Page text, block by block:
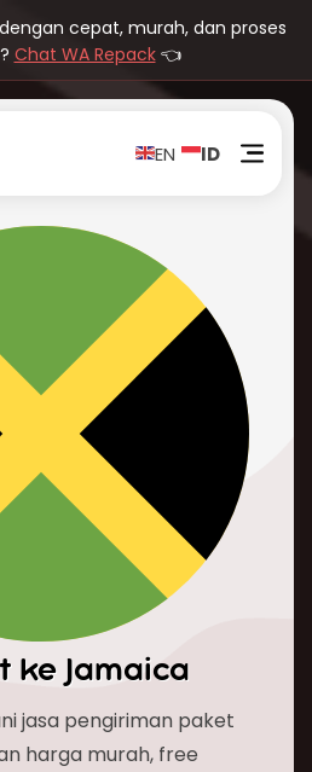
cepat, murah, dan proses
Chat WA Repack👈
EN ID
ke Jamaica
jasa pengiriman paket
harga murah, free